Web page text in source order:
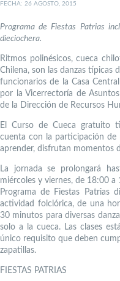
FECHA: 26 AGOSTO, 2015
Programa de Fiestas Patrias
dieciochera.
Ritmos polinésicos, cueca
Chilena, son las danzas típicas
funcionarios de la Casa
por la Vicerrectoría de
de la Dirección de Recursos
El Curso de Cueca gratuito
cuenta con la participación de
aprender, disfrutan momentos
La jornada se prolongará
miércoles y viernes, de 18:00
Programa de Fiestas Patrias
actividad folclórica, de una
30 minutos para diversas
solo a la cueca. Las clases
único requisito que deben
zapatillas.
FIESTAS PATRIAS